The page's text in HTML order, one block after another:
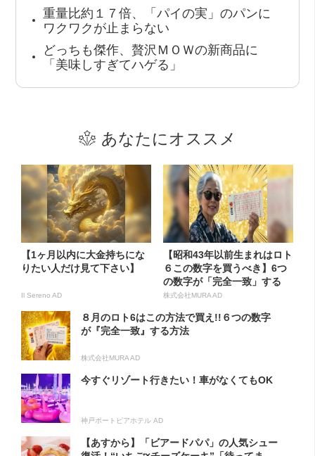
重量比約１７倍、「パイの実」のパンに
ワクワクが止まらない
どっちも傑作、贅沢ＭＯＷの新商品に
「美味しすぎてハゲる」
あなたにオススメ
【1ヶ月以内に大金持ちにな
りたい人だけ見て下さい】
Il Sereno AD
【昭和43年以前生まれはロト
６この数字を買うべき】6つ
の数字が「完全一致」する
方...
株式会社MURA AD
８月のロト6はこの方法で買え!!６つの数字
が『完全一致』する方法
株式会社MURA AD
今すぐリゾート行きたい！車がなくてもOK
神戸ポートピアホテル AD
【あすから】「ビアードパパ」の人気シュー